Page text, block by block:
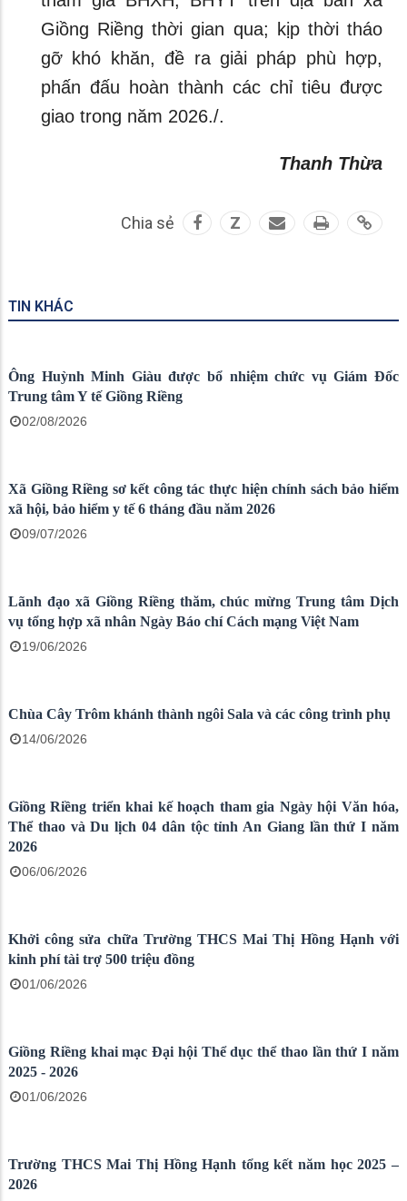
Giồng Riềng thời gian qua; kịp thời tháo
gỡ khó khăn, đề ra giải pháp phù hợp,
phấn đấu hoàn thành các chỉ tiêu được
giao trong năm 2026./.
Thanh Thừa
Chia sẻ Z
TIN KHÁC
Trung tâm Y tế Giồng Riềng
xã hội, bảo hiểm y tế 6 tháng đầu năm 2026
09/07/2026